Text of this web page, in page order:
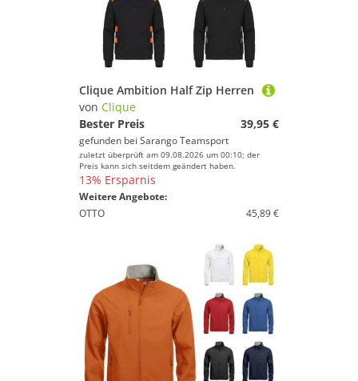
Clique Ambition Half Zip Herren
von Clique
Bester Preis
39,95 €
gefunden bei Sarango Teamsport
zuletzt überprüft am 09.08.2026 um 00:10; der
Preis kann sich seitdem geändert haben.
13% Ersparnis
Weitere Angebote:
OTTO
45,89 €